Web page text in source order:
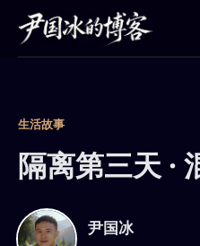
生活故事
隔离第三天 ·
尹国冰